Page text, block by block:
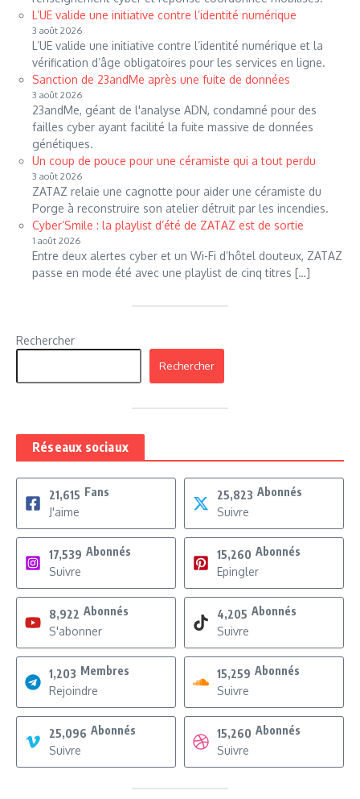
L’UE valide une initiative contre l’identité numérique
3 août 2026
L’UE valide une initiative contre l’identité numérique et la
vérification d’âge obligatoires pour les services en ligne.
Sanction de 23andMe après une fuite de données
3 août 2026
23andMe, géant de l'analyse ADN, condamné pour des
failles cyber ayant facilité la fuite massive de données
génétiques.
Un coup de pouce pour une céramiste qui a tout perdu
3 août 2026
ZATAZ relaie une cagnotte pour aider une céramiste du
Porge à reconstruire son atelier détruit par les incendies.
Cyber’Smile : la playlist d’été de ZATAZ est de sortie
1 août 2026
Entre deux alertes cyber et un Wi-Fi d’hôtel douteux, ZATAZ
passe en mode été avec une playlist de cinq titres […]
Rechercher
Rechercher
Réseaux sociaux
21,615 Fans
J'aime
25,823 Abonnés
Suivre
17,539 Abonnés
Suivre
15,260 Abonnés
Epingler
8,922 Abonnés
S'abonner
4,205 Abonnés
Suivre
1,203 Membres
Rejoindre
15,259 Abonnés
Suivre
25,096 Abonnés
Suivre
15,260 Abonnés
Suivre